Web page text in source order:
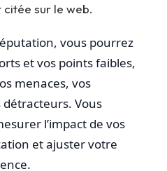
sur le web.
vous pourrez
et vos points faibles,
menaces, vos
Vous
l’impact de vos
et ajuster votre